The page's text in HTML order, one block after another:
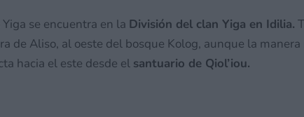
se encuentra en la División del clan Yiga en Idilia.
de Aliso, al oeste del bosque Kolog, aunque la
hacia el este desde el santuario de Qiol’iou.